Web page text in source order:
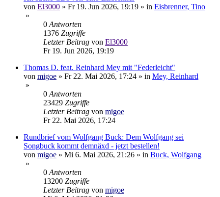
von El3000 » Fr 19. Jun 2026, 19:19 » in Eisbrenner, Tino
»
0Antworten
1376 Zugriffe
Letzter Beitrag von El3000
Fr 19. Jun 2026, 19:19
Thomas D. feat. Reinhard Mey mit "Federleicht"
von migoe » Fr 22. Mai 2026, 17:24 » in Mey, Reinhard
»
0Antworten
23429 Zugriffe
Letzter Beitrag von migoe
Fr 22. Mai 2026, 17:24
Rundbrief vom Wolfgang Buck: Dem Wolfgang sei
Songbuck kommt demnäxd - jetzt bestellen!
von migoe » Mi 6. Mai 2026, 21:26 » in Buck, Wolfgang
»
0Antworten
13200 Zugriffe
Letzter Beitrag von migoe